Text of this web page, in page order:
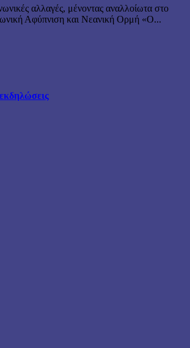
αλλαγές, μένοντας αναλλοίωτα στο
Αφύπνιση και Νεανική Ορμή «Ο...